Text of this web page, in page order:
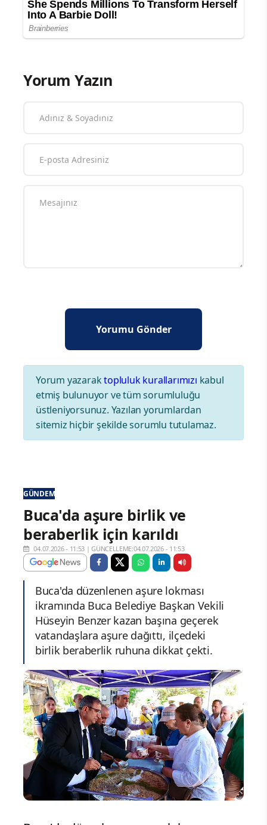
Yorum Yazın
Yorum yazaraktopluluk kurallarımızı kabul
etmiş bulunuyor ve tüm sorumluluğu
üstleniyorsunuz. Yazılan yorumlardan
sitemiz hiçbir şekilde sorumlu tutulamaz.
GÜNDEM
Buca'da aşure birlik ve
beraberlik için karıldı
04.07.2026 - 11:53 |GÜNCELLEME:04.07.2026 - 11:53
Buca'da düzenlenen aşure lokması
ikramında Buca Belediye Başkan Vekili
Hüseyin Benzer kazan başına geçerek
vatandaşlara aşure dağıttı, ilçedeki
birlik beraberlik ruhuna dikkat çekti.